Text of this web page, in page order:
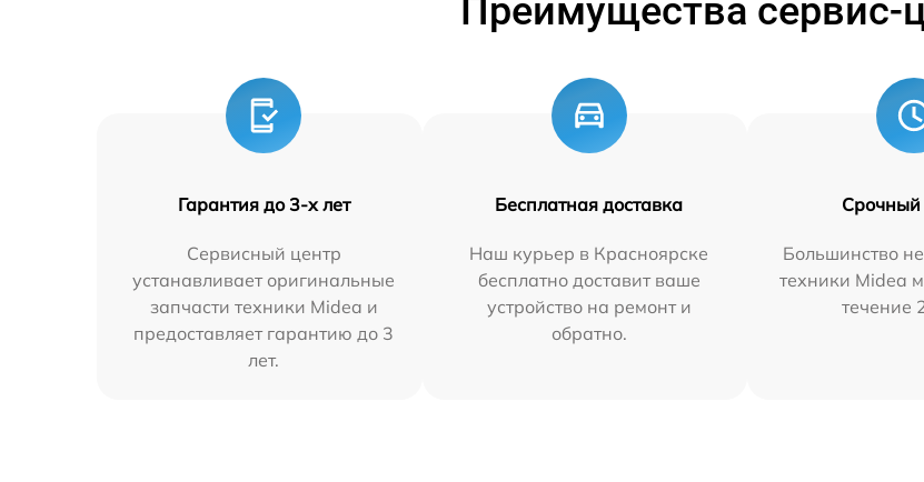
Преимущества сервис-
Гарантия до 3-х лет
Сервисный центр
устанавливает оригинальные
запчасти техники Midea и
предоставляет гарантию до 3
лет.
Бесплатная доставка
Наш курьер в Красноярске
бесплатно доставит ваше
устройство на ремонт и
обратно.
Срочный
Большинство
техники Midea
течение